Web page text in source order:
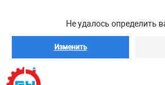
Не удалось определить
Изменить